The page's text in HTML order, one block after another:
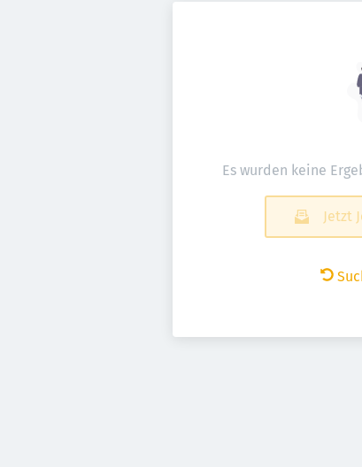
Es wurden keine
Jetzt